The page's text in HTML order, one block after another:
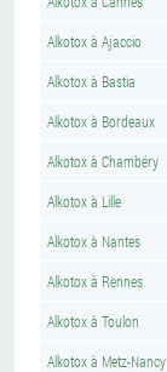
Alkotox à Ajaccio
Alkotox à Bastia
Alkotox à Bordeaux
Alkotox à Chambéry
Alkotox à Lille
Alkotox à Nantes
Alkotox à Rennes
Alkotox à Toulon
Alkotox à Metz-Nancy